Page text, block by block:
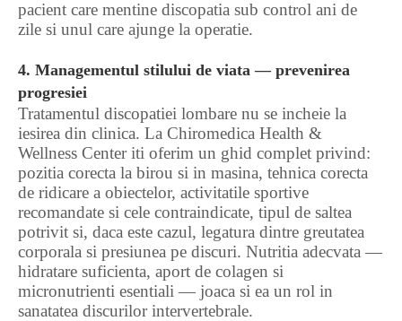
pacient care mentine discopatia sub control ani de
zile si unul care ajunge la operatie.
4. Managementul stilului de viata — prevenirea
progresiei
Tratamentul discopatiei lombare nu se incheie la
iesirea din clinica. La Chiromedica Health &
Wellness Center iti oferim un ghid complet privind:
pozitia corecta la birou si in masina, tehnica corecta
de ridicare a obiectelor, activitatile sportive
recomandate si cele contraindicate, tipul de saltea
potrivit si, daca este cazul, legatura dintre greutatea
corporala si presiunea pe discuri. Nutritia adecvata —
hidratare suficienta, aport de colagen si
micronutrienti esentiali — joaca si ea un rol in
sanatatea discurilor intervertebrale.